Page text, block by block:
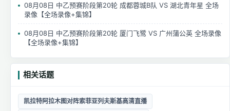
08月08日 中乙预赛阶段第20轮 成都蓉城B队 VS 湖北青年星 全场
录像【全场录像+集锦】
08月08日 中乙预赛阶段第20轮 厦门飞鹭 VS 广州蒲公英 全场录像
【全场录像+集锦】
相关话题
凯拉特阿拉木图对阵索菲亚列夫斯基高清直播